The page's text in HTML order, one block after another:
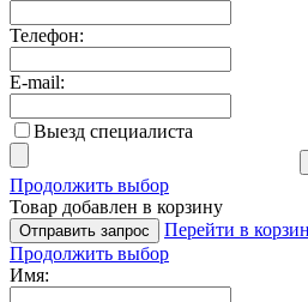
Телефон:
E-mail:
Выезд специалиста
Продолжить выбор
Товар добавлен в корзину
Отправить запрос
Перейти в
Продолжить выбор
Имя: